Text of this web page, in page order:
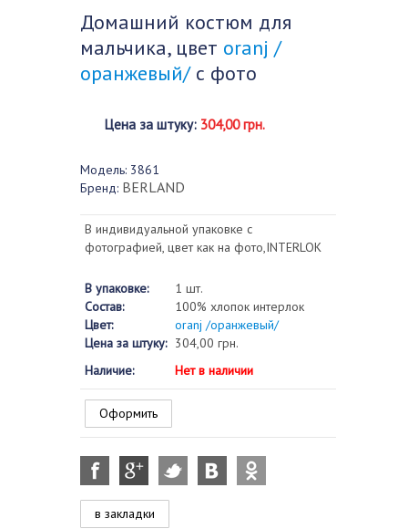
Домашний костюм для
мальчика, цвет oranj /
оранжевый/с фото
Цена за штуку: 304,00 грн.
Модель: 3861
Бренд: BERLAND
В индивидуальной упаковке с
фотографией, цвет как на фото,INTERLOK
В упаковке:
1 шт.
Состав:
100% хлопок интерлок
Цвет:
oranj /оранжевый/
Цена за штуку: 304,00 грн.
Наличие:
Нет в наличии
Оформить
в закладки